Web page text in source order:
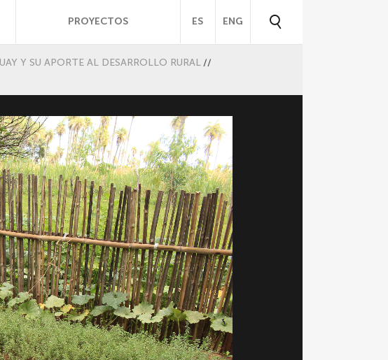
PROYECTOS ES ENG
Y SU APORTE AL DESARROLLO RURAL //